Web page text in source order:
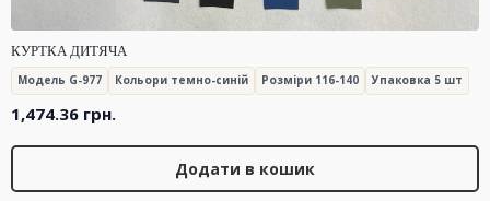
КУРТКА ДИТЯЧА
Модель G-977 Кольори темно-синій Розміри 116-140 Упаковка 5 шт
1,474.36 грн.
Додати в кошик